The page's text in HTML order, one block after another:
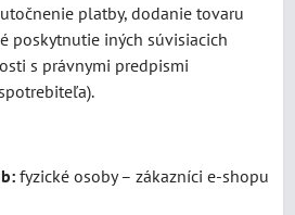
platby, dodanie tovaru
poskytnutie iných súvisiacich
s právnymi predpismi
fyzické osoby – zákazníci e-shopu